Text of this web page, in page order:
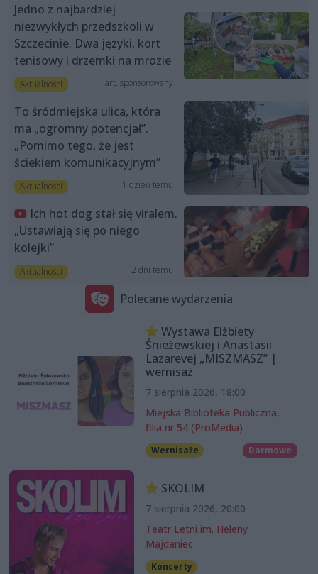
Jedno z najbardziej
niezwykłych przedszkoli w
Szczecinie. Dwa języki, kort
tenisowy i drzemki na mrozie
Aktualności art. sponsorowany
To śródmiejska ulica, która
ma „ogromny potencjał”.
„Pomimo tego, że jest
ściekiem komunikacyjnym”
Aktualności 1 dzień temu
Ich hot dog stał się viralem.
„Ustawiają się po niego
kolejki”
Aktualności 2 dni temu
Polecane wydarzenia
Wystawa Elżbiety
Śnieżewskiej i Anastasii
Lazarevej „MISZMASZ” |
wernisaż
7 sierpnia 2026, 18:00
Miejska Biblioteka Publiczna,
filia nr 54 (ProMedia)
Wernisaże Darmowe
SKOLIM
7 sierpnia 2026, 20:00
Teatr Letni im. Heleny
Majdaniec
Koncerty